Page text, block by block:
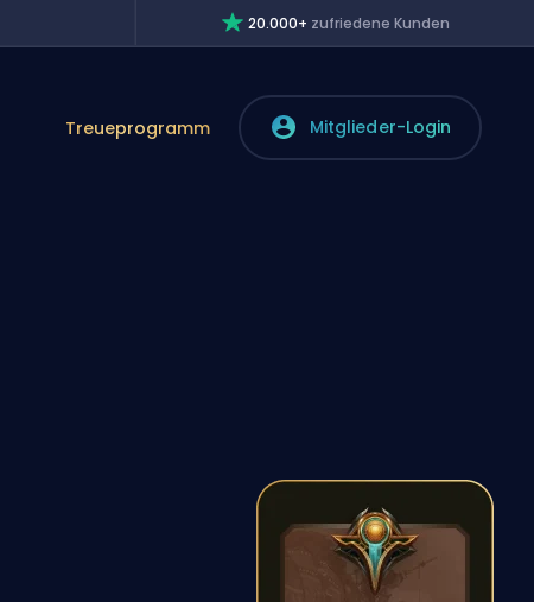
20.000+ zufriedene Kunden
Treueprogramm Mitglieder-Login